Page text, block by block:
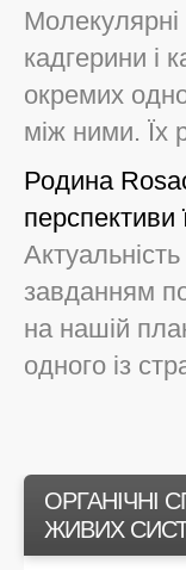
Молекулярні
кадгерини і
окремих
між ними. Їх
Родина
перспективи
завданням
на нашій
одного із
ОРГАНІЧНІ
ЖИВИХ